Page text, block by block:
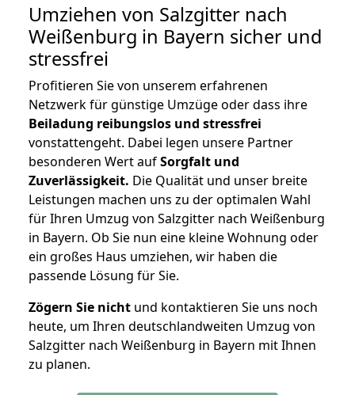
Umziehen von Salzgitter nach
Weißenburg in Bayern sicher und
stressfrei
Profitieren Sie von unserem erfahrenen
Netzwerk für günstige Umzüge oder dass ihre
Beiladung reibungslos und stressfrei
vonstattengeht. Dabei legen unsere Partner
besonderen Wert aufSorgfalt und
Zuverlässigkeit. Die Qualität und unser breite
Leistungen machen uns zu der optimalen Wahl
für Ihren Umzug von Salzgitter nach Weißenburg
in Bayern. Ob Sie nun eine kleine Wohnung oder
ein großes Haus umziehen, wir haben die
passende Lösung für Sie.
Zögern Sie nicht und kontaktieren Sie uns noch
heute, um Ihren deutschlandweiten Umzug von
Salzgitter nach Weißenburg in Bayern mit Ihnen
zu planen.